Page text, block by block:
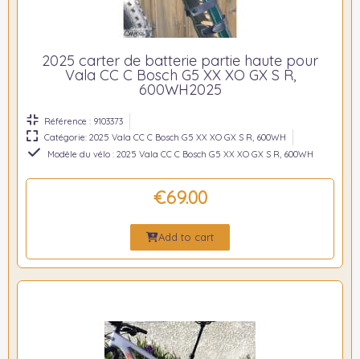
2025 carter de batterie partie haute pour
Vala CC C Bosch G5 XX XO GX S R,
600WH2025
Référence : 9103373
Catégorie: 2025 Vala CC C Bosch G5 XX XO GX S R, 600WH
Modèle du vélo : 2025 Vala CC C Bosch G5 XX XO GX S R, 600WH
€69.00
Add to cart